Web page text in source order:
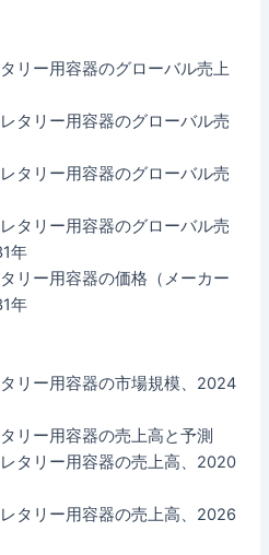
リー用容器のグローバル売上
リー用容器のグローバル売
リー用容器のグローバル売
リー用容器のグローバル売
年
リー用容器の価格（メーカー
年
リー用容器の市場規模、2024
リー用容器の売上高と予測
リー用容器の売上高、2020
リー用容器の売上高、2026